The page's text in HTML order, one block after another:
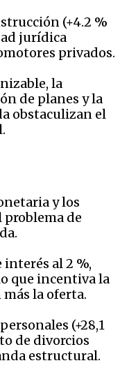
(+4.2 %
jurídica
privados.
la
de planes y la
obstaculizan el
y los
problema de
interés al 2 %,
que incentiva la
la oferta.
(+28,1
de divorcios
estructural.